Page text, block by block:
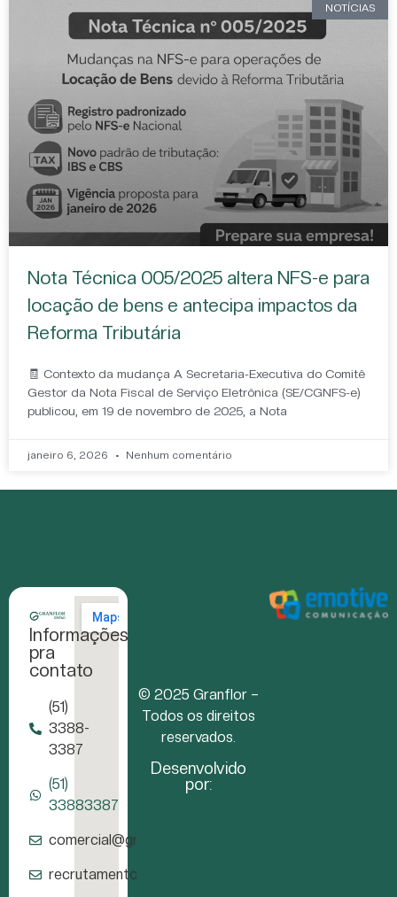
NOTÍCIAS
Nota Técnica 005/2025 altera NFS-e para
locação de bens e antecipa impactos da
Reforma Tributária
🧾 Contexto da mudança A Secretaria-Executiva do Comitê
Gestor da Nota Fiscal de Serviço Eletrônica (SE/CGNFS-e)
publicou, em 19 de novembro de 2025, a Nota
janeiro 6, 2026 Nenhum comentário
Informações
pra
contato
(51)
3388-
3387
(51)
33883387
comercial@granflor.com.br
recrutamento@granflor.com.br
© 2025 Granflor –
Todos os direitos
reservados.
Desenvolvido
por: